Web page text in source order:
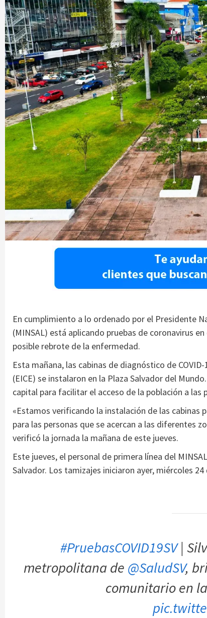
En cumplimiento a lo ordenado por el Presidente
(MINSAL) está aplicando pruebas de coronavirus
posible rebrote de la enfermedad.
Esta mañana, las cabinas de diagnóstico de
(EICE) se instalaron en la Plaza Salvador del
capital para facilitar el acceso de la población a las
«Estamos verificando la instalación de las cabinas
para las personas que se acercan a las diferentes
verificó la jornada la mañana de este jueves.
Este jueves, el personal de primera línea del
Salvador. Los tamizajes iniciaron ayer, miércoles
#PruebasCOVID19SV|
metropolitana de @SaludSV,
comunitario en